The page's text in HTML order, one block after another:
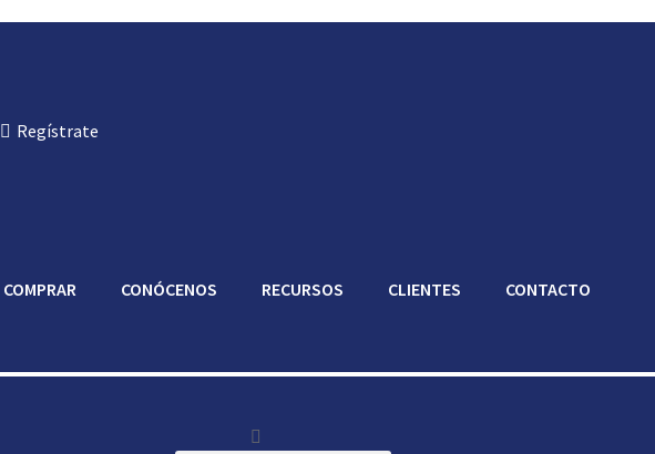
Regístrate
COMPRAR CONÓCENOS RECURSOS CLIENTES CONTACTO